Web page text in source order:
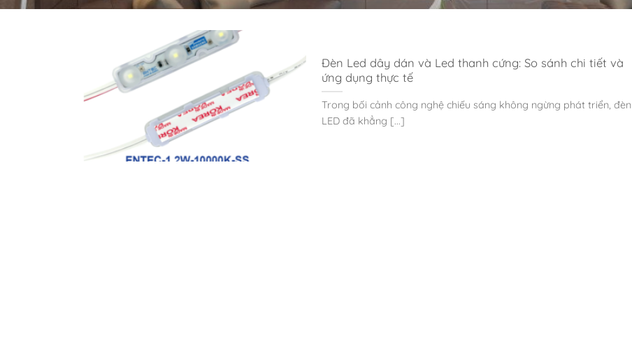
Đèn Led dây dán và Led thanh cứng: So sánh chi tiết và
ứng dụng thực tế
Trong bối cảnh công nghệ chiếu sáng không ngừng phát triển, đèn
LED đã khẳng [...]